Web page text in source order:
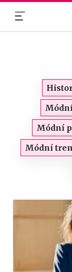
Módní
Módní